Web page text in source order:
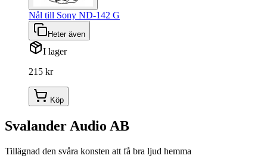
Nål till Sony ND-142 G
Heter även
I lager
215 kr
Köp
Svalander Audio AB
Tillägnad den svåra konsten att få bra ljud hemma